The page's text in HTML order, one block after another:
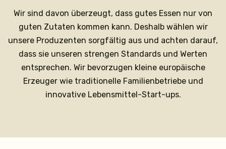
Wir sind davon überzeugt, dass gutes Essen nur von
guten Zutaten kommen kann. Deshalb wählen wir
unsere Produzenten sorgfältig aus und achten darauf,
dass sie unseren strengen Standards und Werten
entsprechen. Wir bevorzugen kleine europäische
Erzeuger wie traditionelle Familienbetriebe und
innovative Lebensmittel-Start-ups.